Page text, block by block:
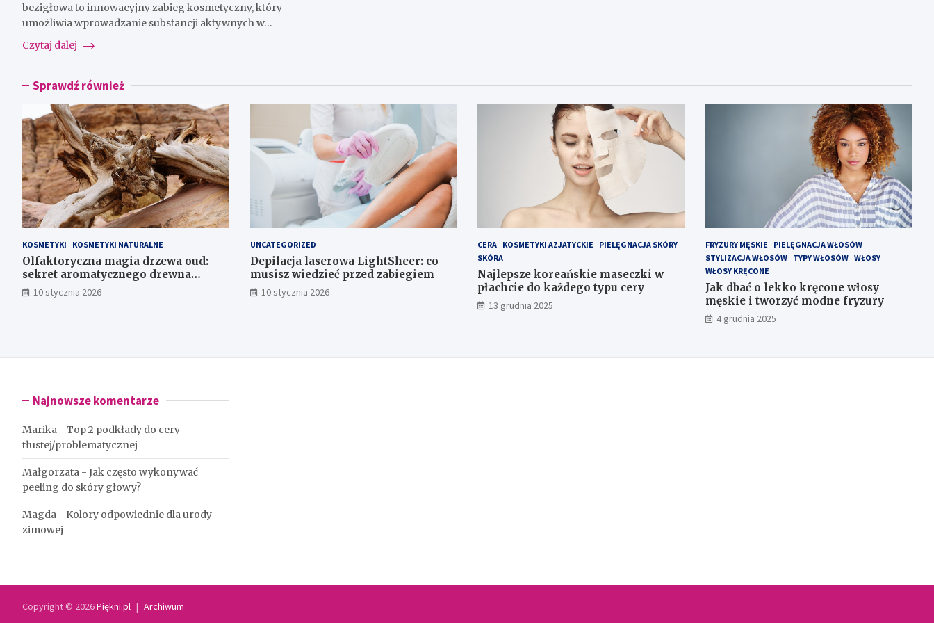
bezigłowa to innowacyjny zabieg kosmetyczny, który
umożliwia wprowadzanie substancji aktywnych w…
Czytaj dalej
Sprawdź również
KOSMETYKI KOSMETYKI NATURALNE
Olfaktoryczna magia drzewa oud:
sekret aromatycznego drewna
agarowego
10 stycznia 2026
UNCATEGORIZED
Depilacja laserowa LightSheer: co
musisz wiedzieć przed zabiegiem
10 stycznia 2026
CERA KOSMETYKI AZJATYCKIE
PIELĘGNACJA SKÓRY
SKÓRA
Najlepsze koreańskie maseczki w
płachcie do każdego typu cery
13 grudnia 2025
FRYZURY MĘSKIE
PIELĘGNACJA WŁOSÓW
STYLIZACJA WŁOSÓW
TYPY WŁOSÓW WŁOSY
WŁOSY KRĘCONE
Jak dbać o lekko kręcone włosy
męskie i tworzyć modne fryzury
4 grudnia 2025
Najnowsze komentarze
Marika - Top 2 podkłady do cery
tłustej/problematycznej
Małgorzata - Jak często wykonywać
peeling do skóry głowy?
Magda - Kolory odpowiednie dla urody
zimowej
Copyright © 2026Piękni.pl Archiwum